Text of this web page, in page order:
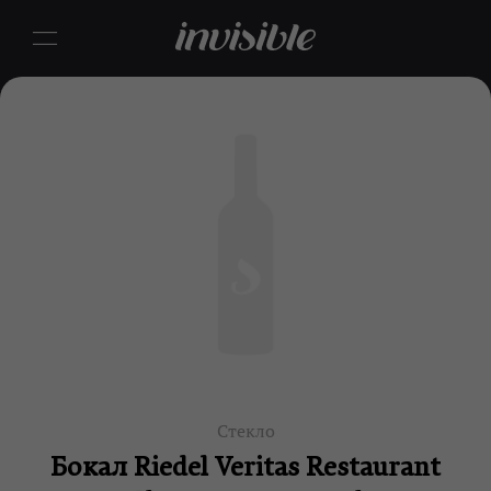
Стекло
Бокал Riedel Veritas Restaurant